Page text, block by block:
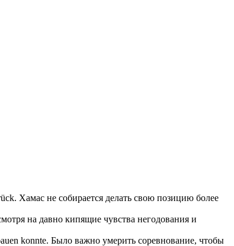
Хамас не собирается делать свою позицию более
на давно кипящие чувства негодования и
konnte. Было важно умерить соревнование, чтобы